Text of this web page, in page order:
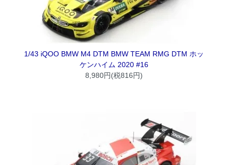
1/43 iQOO BMW M4 DTM BMW TEAM RMG DTM ホッ
ケンハイム 2020 #16
8,980円(税816円)